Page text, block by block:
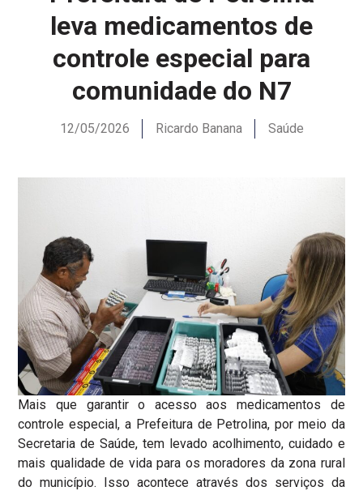
leva medicamentos de
controle especial para
comunidade do N7
12/05/2026 Ricardo Banana Saúde
Mais que garantir o acesso aos medicamentos de
controle especial, a Prefeitura de Petrolina, por meio da
Secretaria de Saúde, tem levado acolhimento, cuidado e
mais qualidade de vida para os moradores da zona rural
do município. Isso acontece através dos serviços da